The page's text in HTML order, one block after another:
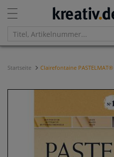
Startseite Clairefontaine